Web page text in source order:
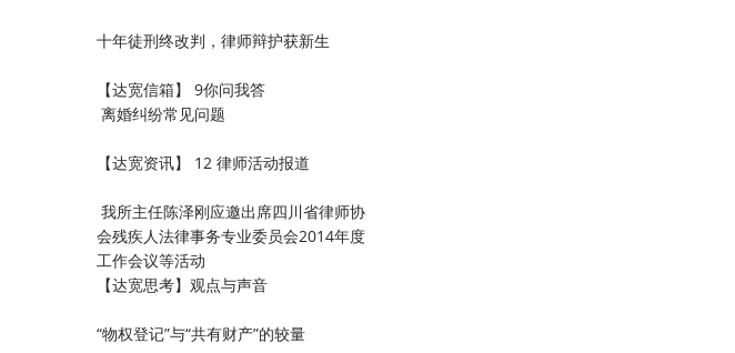
十年徒刑终改判，律师辩护获新生
【达宽信箱】 9你问我答
离婚纠纷常见问题
【达宽资讯】 12 律师活动报道
我所主任陈泽刚应邀出席四川省律师协
会残疾人法律事务专业委员会2014年度
工作会议等活动
【达宽思考】观点与声音
“物权登记”与“共有财产”的较量